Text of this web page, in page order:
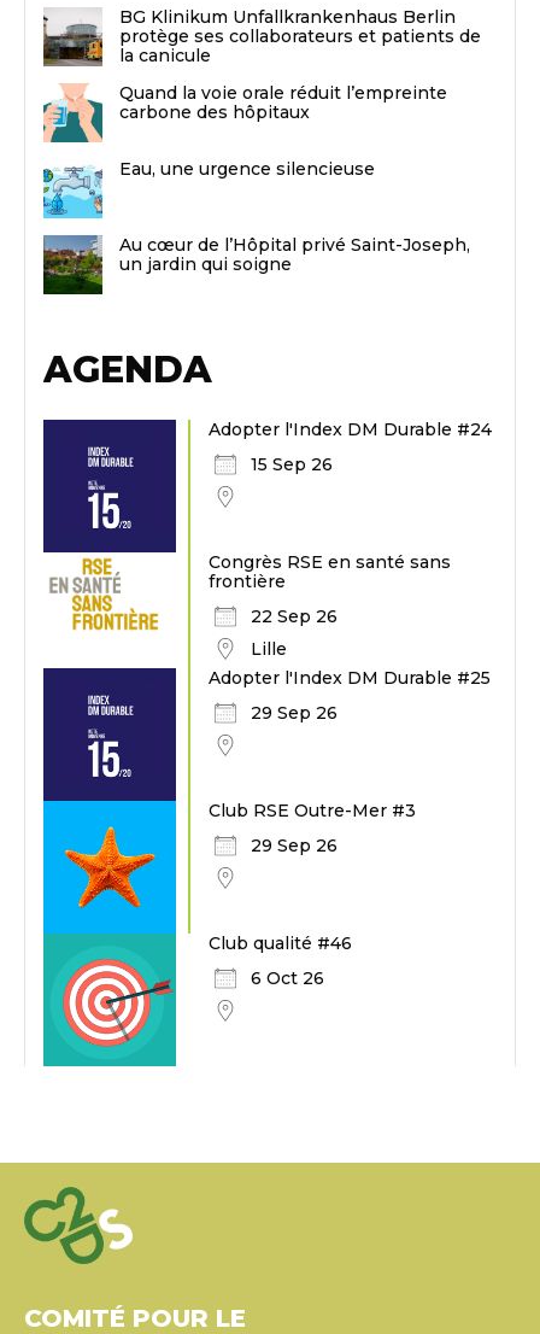
BG Klinikum Unfallkrankenhaus Berlin
protège ses collaborateurs et patients de
la canicule
Quand la voie orale réduit l’empreinte
carbone des hôpitaux
Eau, une urgence silencieuse
Au cœur de l’Hôpital privé Saint-Joseph,
un jardin qui soigne
AGENDA
Adopter l'Index DM Durable #24
15 Sep 26
Congrès RSE en santé sans
frontière
22 Sep 26
Lille
Adopter l'Index DM Durable #25
29 Sep 26
Club RSE Outre-Mer #3
29 Sep 26
Club qualité #46
6 Oct 26
COMITÉ POUR LE